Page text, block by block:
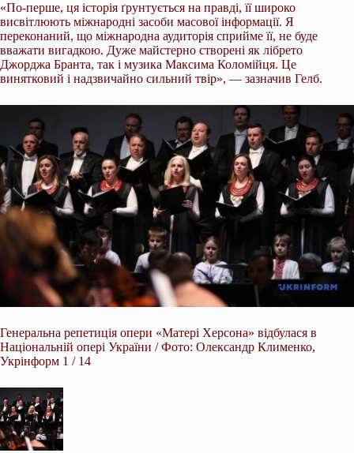
«По-перше, ця історія ґрунтується на правді, її широко
висвітлюють міжнародні засоби масової інформації. Я
переконаний, що міжнародна аудиторія сприйме її, не буде
вважати вигадкою. Дуже майстерно створені як лібрето
Джорджа Бранта, так і музика Максима Коломійця. Це
винятковий і надзвичайно сильний твір», — зазначив Гелб.
Генеральна репетиція опери «Матері Херсона» відбулася в
Національній опері України / Фото: Олександр Клименко,
Укрінформ 1 / 14